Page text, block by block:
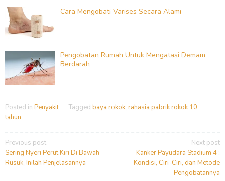
Cara Mengobati Varises Secara Alami
Pengobatan Rumah Untuk Mengatasi Demam
Berdarah
Posted in Penyakit Tagged baya rokok, rahasia pabrik rokok 10
tahun
Post
navigation
Previous post
Sering Nyeri Perut Kiri Di Bawah
Rusuk, Inilah Penjelasannya
Next post
Kanker Payudara Stadium 4 :
Kondisi, Ciri-Ciri, dan Metode
Pengobatannya